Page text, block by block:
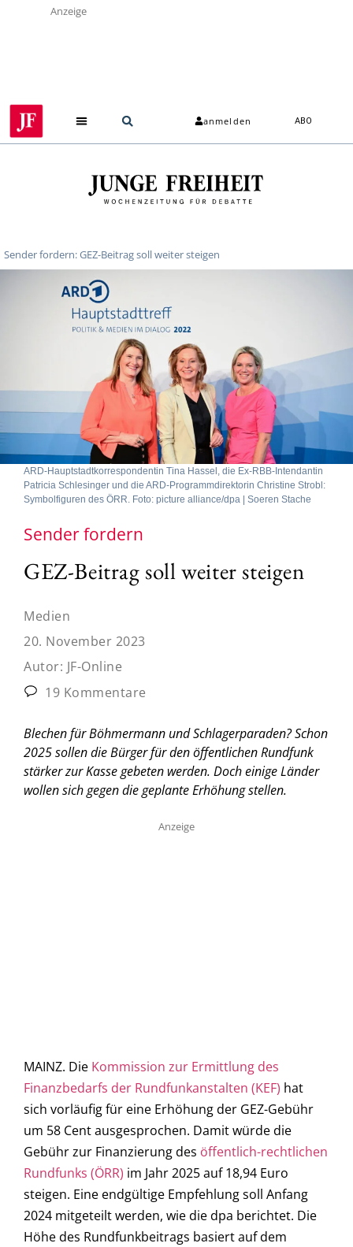
Anzeige
anmelden ABO
Sender fordern: GEZ-Beitrag soll weiter steigen
ARD-Hauptstadtkorrespondentin Tina Hassel, die Ex-RBB-Intendantin
Patricia Schlesinger und die ARD-Programmdirektorin Christine Strobl:
Symbolfiguren des ÖRR. Foto: picture alliance/dpa | Soeren Stache
Sender fordern
GEZ-Beitrag soll weiter steigen
Medien
20. November 2023
Autor: JF-Online
19 Kommentare
Blechen für Böhmermann und Schlagerparaden? Schon
2025 sollen die Bürger für den öffentlichen Rundfunk
stärker zur Kasse gebeten werden. Doch einige Länder
wollen sich gegen die geplante Erhöhung stellen.
Anzeige
MAINZ. Die Kommission zur Ermittlung des
Finanzbedarfs der Rundfunkanstalten (KEF) hat
sich vorläufig für eine Erhöhung der GEZ-Gebühr
um 58 Cent ausgesprochen. Damit würde die
Gebühr zur Finanzierung des öffentlich-rechtlichen
Rundfunks (ÖRR) im Jahr 2025 auf 18,94 Euro
steigen. Eine endgültige Empfehlung soll Anfang
2024 mitgeteilt werden, wie die dpa berichtet. Die
Höhe des Rundfunkbeitrags basiert auf dem